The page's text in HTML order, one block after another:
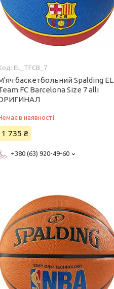
EL_TFCB_7
баскетбольний Spalding EL
FC Barcelona Size 7 alli
в наявності
1 735 ₴
+380 (63) 920-49-60